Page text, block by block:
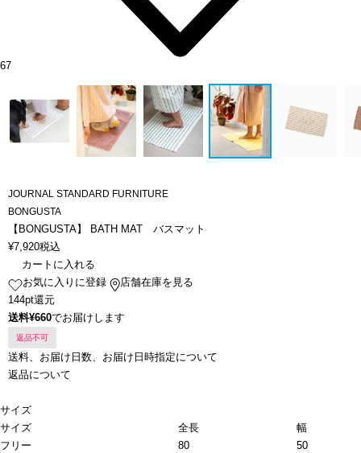
67
JOURNAL STANDARD FURNITURE
BONGUSTA
【BONGUSTA】 BATH MAT バスマット
¥7,920税込
カートに入れる
お気に入りに登録
店舗在庫を見る
144pt還元
送料¥660でお届けします
返品不可
送料、お届け日数、お届け日時指定について
返品について
サイズ
サイズ
全長
幅
フリー
80
50